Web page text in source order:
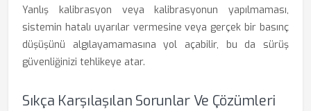
Yanlış kalibrasyon veya kalibrasyonun yapılmaması,
sistemin hatalı uyarılar vermesine veya gerçek bir basınç
düşüşünü algılayamamasına yol açabilir, bu da sürüş
güvenliğinizi tehlikeye atar.
Sıkça Karşılaşılan Sorunlar Ve Çözümleri